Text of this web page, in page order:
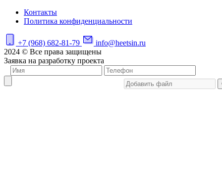
Контакты
Политика конфиденциальности
+7 (968) 682-81-79
info@heetsin.ru
2024 © Все права защищены
Заявка на разработку проекта